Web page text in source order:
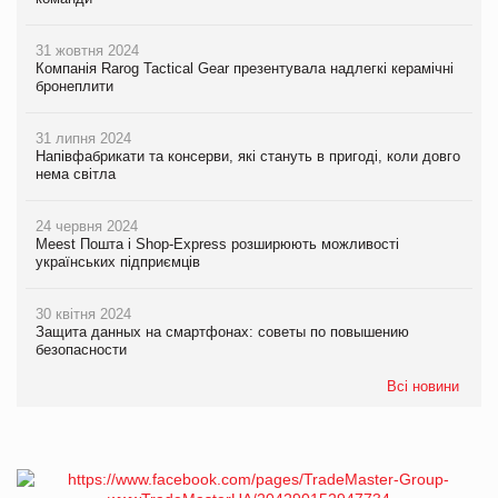
31 жовтня 2024
Компанія Rarog Tactical Gear презентувала надлегкі керамічні
бронеплити
31 липня 2024
Напівфабрикати та консерви, які стануть в пригоді, коли довго
нема світла
24 червня 2024
Meest Пошта і Shop-Express розширюють можливості
українських підприємців
30 квітня 2024
Защита данных на смартфонах: советы по повышению
безопасности
Всі новини